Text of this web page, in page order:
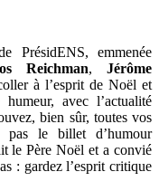
PrésidENS, emmenée
Reichman,Jérôme
à l’esprit de Noël et
avec l’actualité
bien sûr, toutes vos
pas le billet d’humour
le Père Noël et a convié
: gardez l’esprit critique